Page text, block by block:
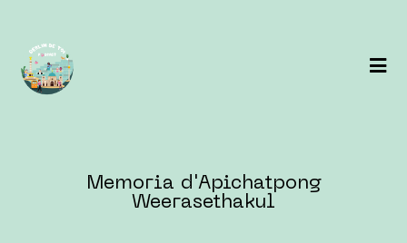
Memoria d'Apichatpong
Weerasethakul